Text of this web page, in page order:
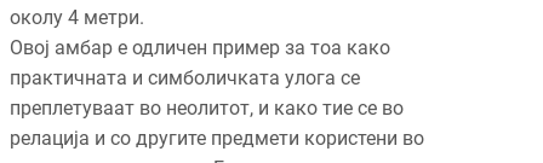
околу 4 метри.
Овој амбар е одличен пример за тоа како
практичната и симболичката улога се
преплетуваат во неолитот, и како тие се во
релација и со другите предмети користени во